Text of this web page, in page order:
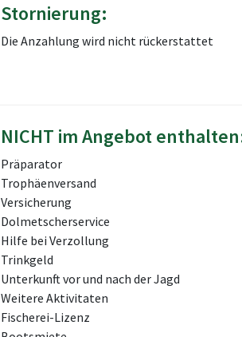
Stornierung:
Die Anzahlung wird nicht rückerstattet
NICHT im Angebot
Präparator
Trophäenversand
Versicherung
Dolmetscherservice
Hilfe bei Verzollung
Trinkgeld
Unterkunft vor und nach der Jagd
Weitere Aktivitaten
Fischerei-Lizenz